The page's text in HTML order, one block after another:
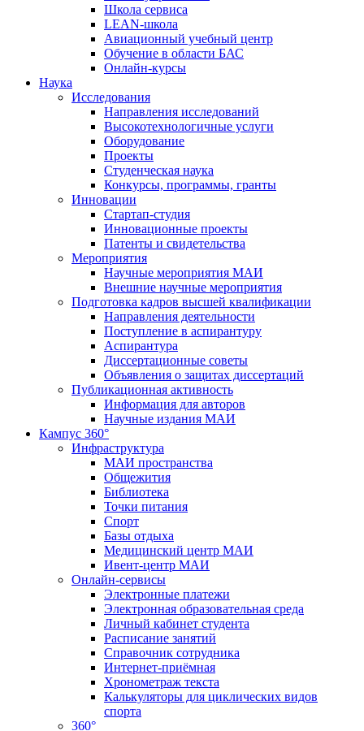
Школа сервиса
LEAN-школа
Авиационный учебный центр
Обучение в области БАС
Онлайн-курсы
Наука
Исследования
Направления исследований
Высокотехнологичные услуги
Оборудование
Проекты
Студенческая наука
Конкурсы, программы, гранты
Инновации
Стартап-студия
Инновационные проекты
Патенты и свидетельства
Мероприятия
Научные мероприятия МАИ
Внешние научные мероприятия
Подготовка кадров высшей квалификации
Направления деятельности
Поступление в аспирантуру
Аспирантура
Диссертационные советы
Объявления о защитах диссертаций
Публикационная активность
Информация для авторов
Научные издания МАИ
Кампус 360°
Инфраструктура
МАИ пространства
Общежития
Библиотека
Точки питания
Спорт
Базы отдыха
Медицинский центр МАИ
Ивент-центр МАИ
Онлайн-сервисы
Электронные платежи
Электронная образовательная среда
Личный кабинет студента
Расписание занятий
Справочник сотрудника
Интернет-приёмная
Хронометраж текста
Калькуляторы для циклических видов
спорта
360°